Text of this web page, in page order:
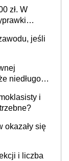
zł. W
jeśli
niedługo
i
okazały się
i liczba